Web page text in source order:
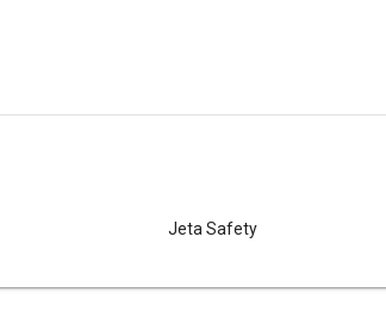
Jeta Safety